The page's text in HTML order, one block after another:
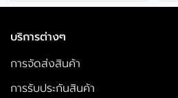
บริการต่างๆ
การจัดส่งสินค้า
การรับประกันสินค้า